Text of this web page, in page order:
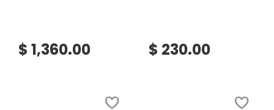
$ 1,360.00 $ 230.00